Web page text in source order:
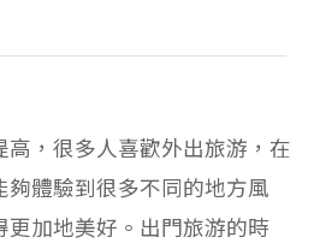
，很多人喜歡外出旅游，在
體驗到很多不同的地方風
加地美好。出門旅游的時